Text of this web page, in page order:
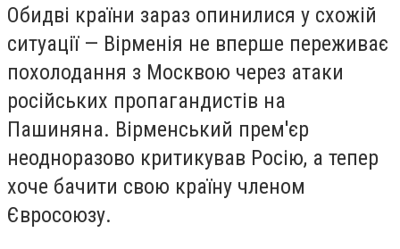
Обидві країни зараз опинилися у схожій
ситуації — Вірменія не вперше переживає
похолодання з Москвою через атаки
російських пропагандистів на
Пашиняна. Вірменський прем'єр
неодноразово критикував Росію, а тепер
хоче бачити свою країну членом
Євросоюзу.